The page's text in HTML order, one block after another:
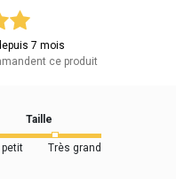
7 mois
ce produit
Taille
petit Très grand